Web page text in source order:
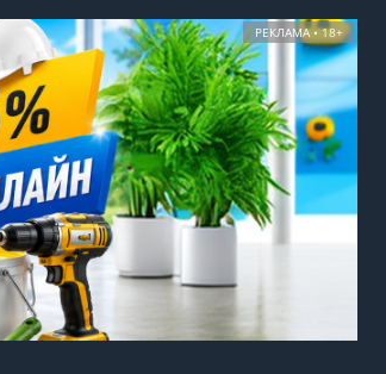
РЕКЛАМА • 18+